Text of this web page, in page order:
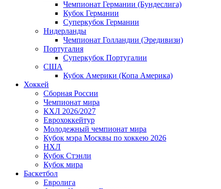
Чемпионат Германии (Бундеслига)
Кубок Германии
Суперкубок Германии
Нидерланды
Чемпионат Голландии (Эредивизи)
Португалия
Суперкубок Португалии
США
Кубок Америки (Копа Америка)
Хоккей
Сборная России
Чемпионат мира
КХЛ 2026/2027
Еврохоккейтур
Молодежный чемпионат мира
Кубок мэра Москвы по хоккею 2026
НХЛ
Кубок Стэнли
Кубок мира
Баскетбол
Евролига